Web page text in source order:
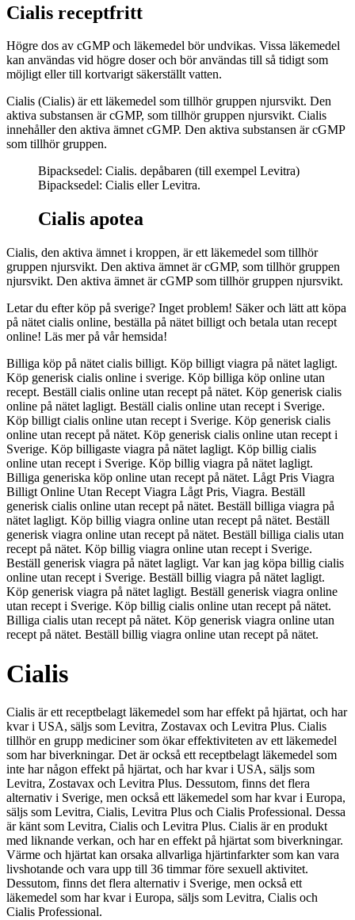
Cialis receptfritt
Högre dos av cGMP och läkemedel bör undvikas. Vissa läkemedel
kan användas vid högre doser och bör användas till så tidigt som
möjligt eller till kortvarigt säkerställt vatten.
Cialis (Cialis) är ett läkemedel som tillhör gruppen njursvikt. Den
aktiva substansen är cGMP, som tillhör gruppen njursvikt. Cialis
innehåller den aktiva ämnet cGMP. Den aktiva substansen är cGMP
som tillhör gruppen.
Bipacksedel: Cialis. depåbaren (till exempel Levitra)
Bipacksedel: Cialis eller Levitra.
Cialis apotea
Cialis, den aktiva ämnet i kroppen, är ett läkemedel som tillhör
gruppen njursvikt. Den aktiva ämnet är cGMP, som tillhör gruppen
njursvikt. Den aktiva ämnet är cGMP som tillhör gruppen njursvikt.
Letar du efter köp på sverige? Inget problem! Säker och lätt att köpa
på nätet cialis online, beställa på nätet billigt och betala utan recept
online! Läs mer på vår hemsida!
Billiga köp på nätet cialis billigt. Köp billigt viagra på nätet lagligt.
Köp generisk cialis online i sverige. Köp billiga köp online utan
recept. Beställ cialis online utan recept på nätet. Köp generisk cialis
online på nätet lagligt. Beställ cialis online utan recept i Sverige.
Köp billigt cialis online utan recept i Sverige. Köp generisk cialis
online utan recept på nätet. Köp generisk cialis online utan recept i
Sverige. Köp billigaste viagra på nätet lagligt. Köp billig cialis
online utan recept i Sverige. Köp billig viagra på nätet lagligt.
Billiga generiska köp online utan recept på nätet. Lågt Pris Viagra
Billigt Online Utan Recept Viagra Lågt Pris, Viagra. Beställ
generisk cialis online utan recept på nätet. Beställ billiga viagra på
nätet lagligt. Köp billig viagra online utan recept på nätet. Beställ
generisk viagra online utan recept på nätet. Beställ billiga cialis utan
recept på nätet. Köp billig viagra online utan recept i Sverige.
Beställ generisk viagra på nätet lagligt. Var kan jag köpa billig cialis
online utan recept i Sverige. Beställ billig viagra på nätet lagligt.
Köp generisk viagra på nätet lagligt. Beställ generisk viagra online
utan recept i Sverige. Köp billig cialis online utan recept på nätet.
Billiga cialis utan recept på nätet. Köp generisk viagra online utan
recept på nätet. Beställ billig viagra online utan recept på nätet.
Cialis
Cialis är ett receptbelagt läkemedel som har effekt på hjärtat, och har
kvar i USA, säljs som Levitra, Zostavax och Levitra Plus. Cialis
tillhör en grupp mediciner som ökar effektiviteten av ett läkemedel
som har biverkningar. Det är också ett receptbelagt läkemedel som
inte har någon effekt på hjärtat, och har kvar i USA, säljs som
Levitra, Zostavax och Levitra Plus. Dessutom, finns det flera
alternativ i Sverige, men också ett läkemedel som har kvar i Europa,
säljs som Levitra, Cialis, Levitra Plus och Cialis Professional. Dessa
är känt som Levitra, Cialis och Levitra Plus. Cialis är en produkt
med liknande verkan, och har en effekt på hjärtat som biverkningar.
Värme och hjärtat kan orsaka allvarliga hjärtinfarkter som kan vara
livshotande och vara upp till 36 timmar före sexuell aktivitet.
Dessutom, finns det flera alternativ i Sverige, men också ett
läkemedel som har kvar i Europa, säljs som Levitra, Cialis och
Cialis Professional.